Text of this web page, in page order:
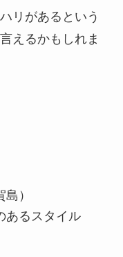
リがあるという
えるかもしれま
）
あるスタイル